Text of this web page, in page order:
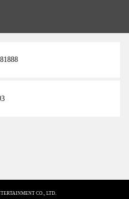
CO., LTD.